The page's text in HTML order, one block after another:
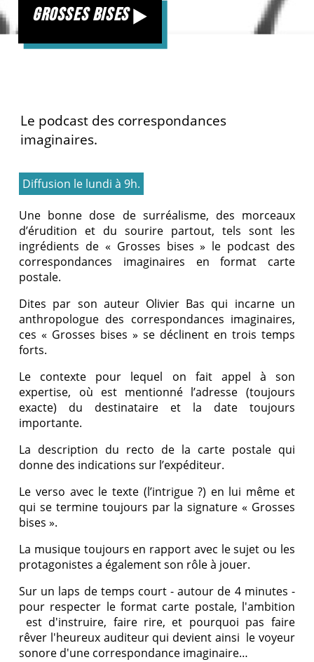
grosses bises
Le podcast des correspondances
imaginaires.
Diffusion le lundi à 9h.
Une bonne dose de surréalisme, des morceaux
d’érudition et du sourire partout, tels sont les
ingrédients de « Grosses bises » le podcast des
correspondances imaginaires en format carte
postale.
Dites par son auteur Olivier Bas qui incarne un
anthropologue des correspondances imaginaires,
ces « Grosses bises » se déclinent en trois temps
forts.
Le contexte pour lequel on fait appel à son
expertise, où est mentionné l’adresse (toujours
exacte) du destinataire et la date toujours
importante.
La description du recto de la carte postale qui
donne des indications sur l’expéditeur.
Le verso avec le texte (l’intrigue ?) en lui même et
qui se termine toujours par la signature « Grosses
bises ».
La musique toujours en rapport avec le sujet ou les
protagonistes a également son rôle à jouer.
Sur un laps de temps court - autour de 4 minutes -
pour respecter le format carte postale, l'ambition
est d'instruire, faire rire, et pourquoi pas faire
rêver l'heureux auditeur qui devient ainsi le voyeur
sonore d'une correspondance imaginaire…